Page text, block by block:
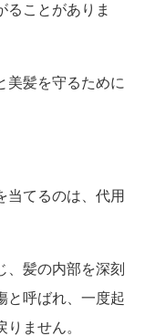
ることがありま
美髪を守るために
当てるのは、代用
、髪の内部を深刻
と呼ばれ、一度起
ません。